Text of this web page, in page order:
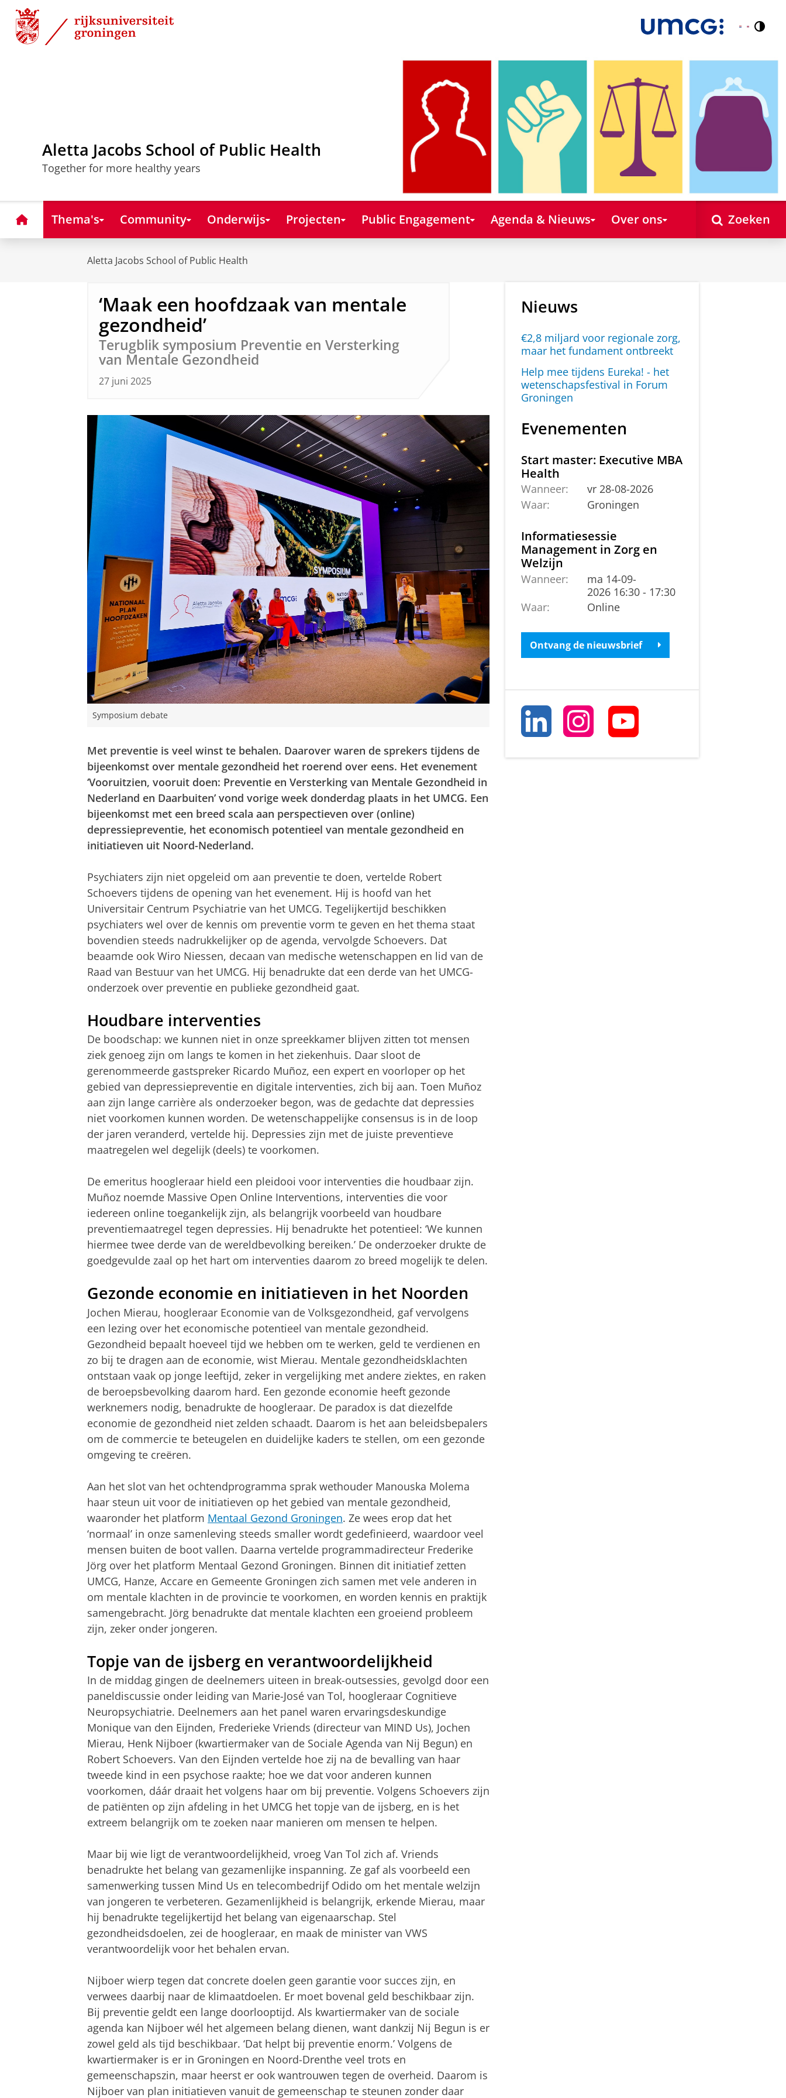
Skip
Content
Skip
Navigation
Nederlands
English
Aletta Jacobs School of Public Health
Together for more healthy years
HomeThema's Community Onderwijs Projecten Public Engagement Agenda & Nieuws Over ons Zoeken
Aletta Jacobs School of Public Health
‘Maak een hoofdzaak van mentale
gezondheid’
Terugblik symposium Preventie en Versterking
van Mentale Gezondheid
27 juni 2025
Symposium debate
Met preventie is veel winst te behalen. Daarover waren de sprekers tijdens de
bijeenkomst over mentale gezondheid het roerend over eens. Het evenement
‘Vooruitzien, vooruit doen: Preventie en Versterking van Mentale Gezondheid in
Nederland en Daarbuiten’ vond vorige week donderdag plaats in het UMCG. Een
bijeenkomst met een breed scala aan perspectieven over (online)
depressiepreventie, het economisch potentieel van mentale gezondheid en
initiatieven uit Noord-Nederland.
Psychiaters zijn niet opgeleid om aan preventie te doen, vertelde Robert
Schoevers tijdens de opening van het evenement. Hij is hoofd van het
Universitair Centrum Psychiatrie van het UMCG. Tegelijkertijd beschikken
psychiaters wel over de kennis om preventie vorm te geven en het thema staat
bovendien steeds nadrukkelijker op de agenda, vervolgde Schoevers. Dat
beaamde ook Wiro Niessen, decaan van medische wetenschappen en lid van de
Raad van Bestuur van het UMCG. Hij benadrukte dat een derde van het UMCG-
onderzoek over preventie en publieke gezondheid gaat.
Houdbare interventies
De boodschap: we kunnen niet in onze spreekkamer blijven zitten tot mensen
ziek genoeg zijn om langs te komen in het ziekenhuis. Daar sloot de
gerenommeerde gastspreker Ricardo Muñoz, een expert en voorloper op het
gebied van depressiepreventie en digitale interventies, zich bij aan. Toen Muñoz
aan zijn lange carrière als onderzoeker begon, was de gedachte dat depressies
niet voorkomen kunnen worden. De wetenschappelijke consensus is in de loop
der jaren veranderd, vertelde hij. Depressies zijn met de juiste preventieve
maatregelen wel degelijk (deels) te voorkomen.
De emeritus hoogleraar hield een pleidooi voor interventies die houdbaar zijn.
Muñoz noemde Massive Open Online Interventions, interventies die voor
iedereen online toegankelijk zijn, als belangrijk voorbeeld van houdbare
preventiemaatregel tegen depressies. Hij benadrukte het potentieel: ‘We kunnen
hiermee twee derde van de wereldbevolking bereiken.’ De onderzoeker drukte de
goedgevulde zaal op het hart om interventies daarom zo breed mogelijk te delen.
Gezonde economie en initiatieven in het Noorden
Jochen Mierau, hoogleraar Economie van de Volksgezondheid, gaf vervolgens
een lezing over het economische potentieel van mentale gezondheid.
Gezondheid bepaalt hoeveel tijd we hebben om te werken, geld te verdienen en
zo bij te dragen aan de economie, wist Mierau. Mentale gezondheidsklachten
ontstaan vaak op jonge leeftijd, zeker in vergelijking met andere ziektes, en raken
de beroepsbevolking daarom hard. Een gezonde economie heeft gezonde
werknemers nodig, benadrukte de hoogleraar. De paradox is dat diezelfde
economie de gezondheid niet zelden schaadt. Daarom is het aan beleidsbepalers
om de commercie te beteugelen en duidelijke kaders te stellen, om een gezonde
omgeving te creëren.
Aan het slot van het ochtendprogramma sprak wethouder Manouska Molema
haar steun uit voor de initiatieven op het gebied van mentale gezondheid,
waaronder het platform Mentaal Gezond Groningen. Ze wees erop dat het
‘normaal’ in onze samenleving steeds smaller wordt gedefinieerd, waardoor veel
mensen buiten de boot vallen. Daarna vertelde programmadirecteur Frederike
Jӧrg over het platform Mentaal Gezond Groningen. Binnen dit initiatief zetten
UMCG, Hanze, Accare en Gemeente Groningen zich samen met vele anderen in
om mentale klachten in de provincie te voorkomen, en worden kennis en praktijk
samengebracht. Jӧrg benadrukte dat mentale klachten een groeiend probleem
zijn, zeker onder jongeren.
Topje van de ijsberg en verantwoordelijkheid
In de middag gingen de deelnemers uiteen in break-outsessies, gevolgd door een
paneldiscussie onder leiding van Marie-José van Tol, hoogleraar Cognitieve
Neuropsychiatrie. Deelnemers aan het panel waren ervaringsdeskundige
Monique van den Eijnden, Frederieke Vriends (directeur van MIND Us), Jochen
Mierau, Henk Nijboer (kwartiermaker van de Sociale Agenda van Nij Begun) en
Robert Schoevers. Van den Eijnden vertelde hoe zij na de bevalling van haar
tweede kind in een psychose raakte; hoe we dat voor anderen kunnen
voorkomen, dáár draait het volgens haar om bij preventie. Volgens Schoevers zijn
de patiënten op zijn afdeling in het UMCG het topje van de ijsberg, en is het
extreem belangrijk om te zoeken naar manieren om mensen te helpen.
Maar bij wie ligt de verantwoordelijkheid, vroeg Van Tol zich af. Vriends
benadrukte het belang van gezamenlijke inspanning. Ze gaf als voorbeeld een
samenwerking tussen Mind Us en telecombedrijf Odido om het mentale welzijn
van jongeren te verbeteren. Gezamenlijkheid is belangrijk, erkende Mierau, maar
hij benadrukte tegelijkertijd het belang van eigenaarschap. Stel
gezondheidsdoelen, zei de hoogleraar, en maak de minister van VWS
verantwoordelijk voor het behalen ervan.
Nijboer wierp tegen dat concrete doelen geen garantie voor succes zijn, en
verwees daarbij naar de klimaatdoelen. Er moet bovenal geld beschikbaar zijn.
Bij preventie geldt een lange doorlooptijd. Als kwartiermaker van de sociale
agenda kan Nijboer wél het algemeen belang dienen, want dankzij Nij Begun is er
zowel geld als tijd beschikbaar. ‘Dat helpt bij preventie enorm.’ Volgens de
kwartiermaker is er in Groningen en Noord-Drenthe veel trots en
gemeenschapszin, maar heerst er ook wantrouwen tegen de overheid. Daarom is
Nijboer van plan initiatieven vanuit de gemeenschap te steunen zonder daar
Nieuws
€2,8 miljard voor regionale zorg,
maar het fundament ontbreekt
Help mee tijdens Eureka! - het
wetenschapsfestival in Forum
Groningen
Evenementen
Start master: Executive MBA
Health
Wanneer:
vr 28-08-2026
Waar:
Groningen
Informatiesessie
Management in Zorg en
Welzijn
Wanneer:
ma 14-09-
2026 16:30 - 17:30
Waar:
Online
Ontvang de nieuwsbrief